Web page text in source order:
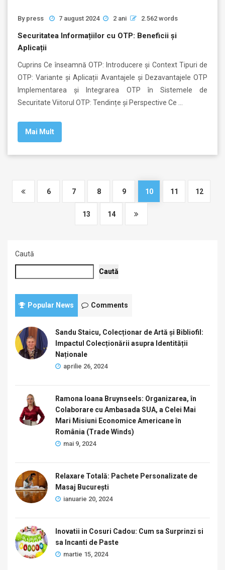
By press 7 august 2024 2 ani 2.562 words
Securitatea Informațiilor cu OTP: Beneficii și
Aplicații
Cuprins Ce înseamnă OTP: Introducere și Context Tipuri de
OTP: Variante și Aplicații Avantajele și Dezavantajele OTP
Implementarea și Integrarea OTP în Sistemele de
Securitate Viitorul OTP: Tendințe și Perspective Ce …
Mai Mult
6 7 8 9 10 11 12
13 14
Caută
Caută
Popular News Comments
Sandu Staicu, Colecționar de Artă și Bibliofil:
Impactul Colecționării asupra Identității
Naționale
aprilie 26, 2024
Ramona Ioana Bruynseels: Organizarea, în
Colaborare cu Ambasada SUA, a Celei Mai
Mari Misiuni Economice Americane în
România (Trade Winds)
mai 9, 2024
Relaxare Totală: Pachete Personalizate de
Masaj București
ianuarie 20, 2024
Inovatii in Cosuri Cadou: Cum sa Surprinzi si
sa Incanti de Paste
martie 15, 2024